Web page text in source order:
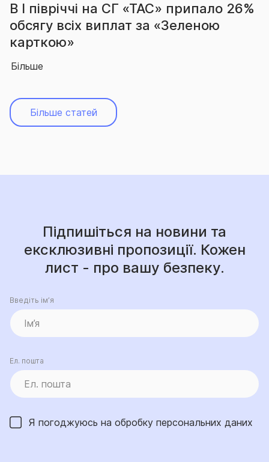
СГ «ТАС» припало 26%
за «Зеленою
За підсумками
вчергове
Більше статей
Підпишіться на новини та
ексклюзивні пропозиції. Кожен
лист - про вашу безпеку.
Введіть ім’я
Ел. пошта
Я погоджуюсь на обробку персональних даних